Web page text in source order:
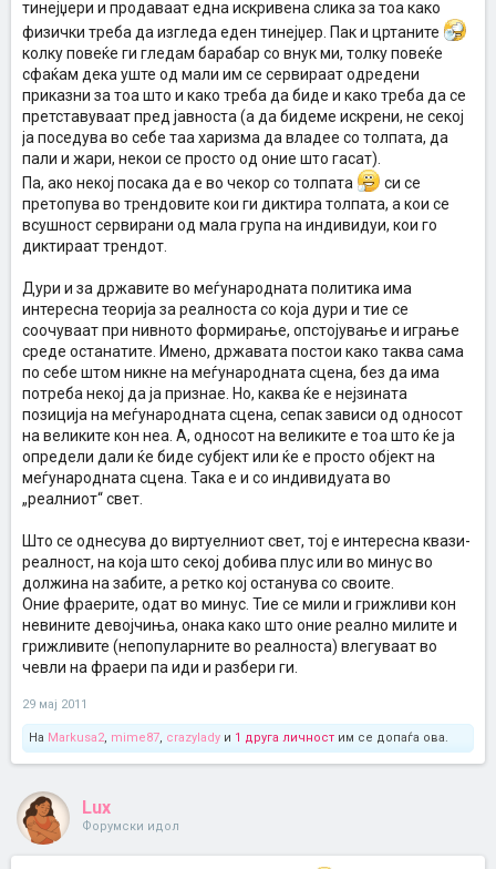
тинејџери и продаваат една искривена слика за тоа како
физички треба да изгледа еден тинејџер. Пак и цртаните
колку повеќе ги гледам барабар со внук ми, толку повеќе
сфаќам дека уште од мали им се сервираат одредени
приказни за тоа што и како треба да биде и како треба да се
претставуваат пред јавноста (а да бидеме искрени, не секој
ја поседува во себе таа харизма да владее со толпата, да
пали и жари, некои се просто од оние што гасат).
Па, ако некој посака да е во чекор со толпата
си се
претопува во трендовите кои ги диктира толпата, а кои се
всушност сервирани од мала група на индивидуи, кои го
диктираат трендот.
Дури и за државите во меѓународната политика има
интересна теорија за реалноста со која дури и тие се
соочуваат при нивното формирање, опстојување и играње
среде останатите. Имено, државата постои како таква сама
по себе штом никне на меѓународната сцена, без да има
потреба некој да ја признае. Но, каква ќе е нејзината
позиција на меѓународната сцена, сепак зависи од односот
на великите кон неа. А, односот на великите е тоа што ќе ја
определи дали ќе биде субјект или ќе е просто објект на
меѓународната сцена. Така е и со индивидуата во
„реалниот“ свет.
Што се однесува до виртуелниот свет, тој е интересна квази-
реалност, на која што секој добива плус или во минус во
должина на забите, а ретко кој останува со своите.
Оние фраерите, одат во минус. Тие се мили и грижливи кон
невините девојчиња, онака како што оние реално милите и
грижливите (непопуларните во реалноста) влегуваат во
чевли на фраери па иди и разбери ги.
29 мај 2011
На Markusa2, mime87, crazylady и 1 друга личност им се допаѓа ова.
Lux
Форумски идол